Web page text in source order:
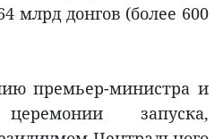
млрд донгов (более 600
премьер-министра и
запуска,